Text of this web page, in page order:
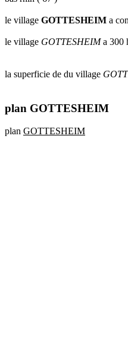
H
I J K L M
N
le village GOTTESHEIM a
le village GOTTESHEIMa 300
la superficie de du village
plan GOTTESHEIM
plan GOTTESHEIM